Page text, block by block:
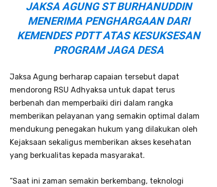
JAKSA AGUNG ST BURHANUDDIN
MENERIMA PENGHARGAAN DARI
KEMENDES PDTT ATAS KESUKSESAN
PROGRAM JAGA DESA
Jaksa Agung berharap capaian tersebut dapat
mendorong RSU Adhyaksa untuk dapat terus
berbenah dan memperbaiki diri dalam rangka
memberikan pelayanan yang semakin optimal dalam
mendukung penegakan hukum yang dilakukan oleh
Kejaksaan sekaligus memberikan akses kesehatan
yang berkualitas kepada masyarakat.
“Saat ini zaman semakin berkembang, teknologi